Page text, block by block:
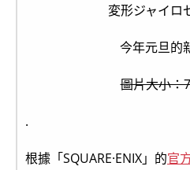
今年元旦的
圖片大小：
.
根據「SQUARE·ENIX」的官